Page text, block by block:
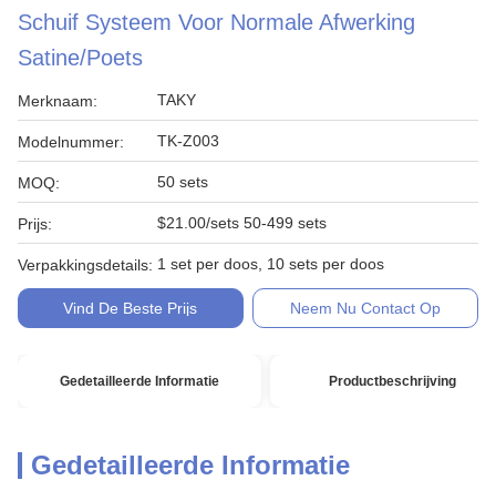
Schuif Systeem Voor Normale Afwerking
Satine/poets
Merknaam: TAKY
Modelnummer: TK-Z003
MOQ: 50 sets
Prijs: $21.00/sets 50-499 sets
Verpakkingsdetails: 1 set per doos, 10 sets per doos
Vind De Beste Prijs Neem Nu Contact Op
Gedetailleerde Informatie Productbeschrijving
Gedetailleerde Informatie